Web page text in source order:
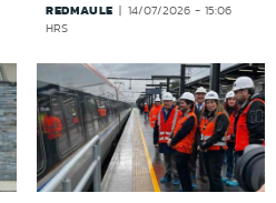
REDMAULE
14/07/2026 - 15:06
HRS